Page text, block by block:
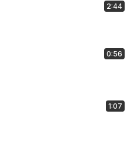
2:44
0:56
1:07